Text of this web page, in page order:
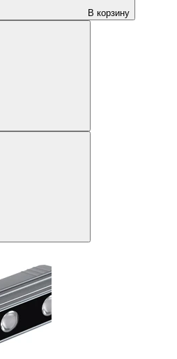
В корзину